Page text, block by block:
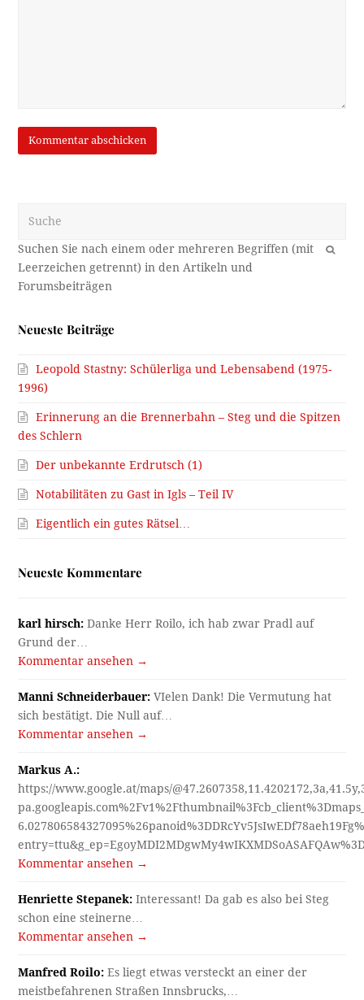
OK
Neueste Beiträge
Leopold Stastny: Schülerliga und Lebensabend (1975-
1996)
Erinnerung an die Brennerbahn – Steg und die Spitzen
des Schlern
Der unbekannte Erdrutsch (1)
Notabilitäten zu Gast in Igls – Teil IV
Eigentlich ein gutes Rätsel…
Neueste Kommentare
karl hirsch: Danke Herr Roilo, ich hab zwar Pradl auf
Grund der…
Kommentar ansehen →
Manni Schneiderbauer: VIelen Dank! Die Vermutung hat
sich bestätigt. Die Null auf…
Kommentar ansehen →
Markus A.:
https://www.google.at/maps/
Kommentar ansehen →
Henriette Stepanek: Interessant! Da gab es also bei Steg
schon eine steinerne…
Kommentar ansehen →
Manfred Roilo: Es liegt etwas versteckt an einer der
meistbefahrenen Straßen Innsbrucks,…